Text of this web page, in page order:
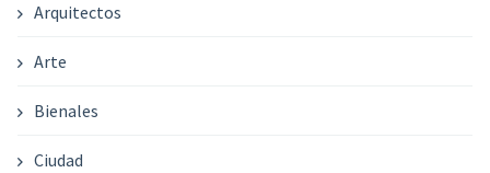
Arquitectos
Arte
Bienales
Ciudad